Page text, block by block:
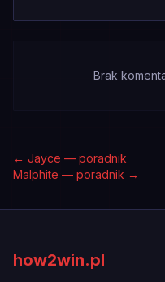
Brak
← Jayce — poradnik
Malphite — poradnik →
how2win.pl